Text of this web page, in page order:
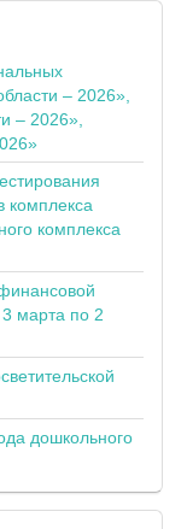
– 2026»,
– 2026»,
комплекса
комплекса
3 марта по 2
дошкольного